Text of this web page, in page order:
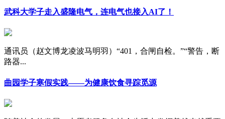
武科大学子走入盛隆电气，连电气也接入AI了！
通讯员（赵文博龙凌波马明羽）“401，合闸自检。”“警告，断
路器...
曲园学子寒假实践——为健康饮食寻踪觅源